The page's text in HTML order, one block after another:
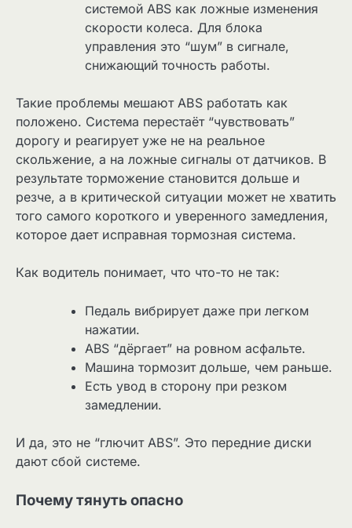
системой ABS как ложные изменения
скорости колеса. Для блока
управления это “шум” в сигнале,
снижающий точность работы.
Такие проблемы мешают ABS работать как
положено. Система перестаёт “чувствовать”
дорогу и реагирует уже не на реальное
скольжение, а на ложные сигналы от датчиков. В
результате торможение становится дольше и
резче, а в критической ситуации может не хватить
того самого короткого и уверенного замедления,
которое дает исправная тормозная система.
Как водитель понимает, что что-то не так:
Педаль вибрирует даже при легком
нажатии.
ABS “дёргает” на ровном асфальте.
Машина тормозит дольше, чем раньше.
Есть увод в сторону при резком
замедлении.
И да, это не “глючит ABS”. Это передние диски
дают сбой системе.
Почему тянуть опасно